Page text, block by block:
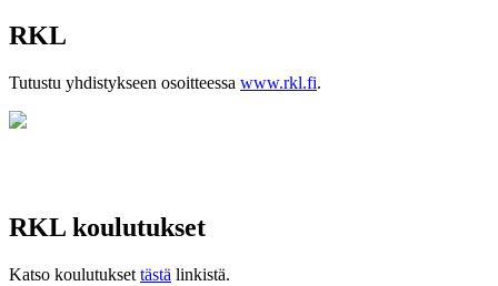
RKL
Tutustu yhdistykseen osoitteessa www.rkl.fi.
RKL koulutukset
Katso koulutukset tästä linkistä.